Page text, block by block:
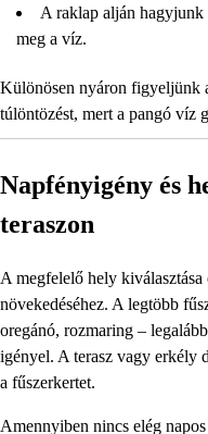
A raklap alján
meg a víz.
Különösen nyáron figyeljünk
túlöntözést, mert a pangó víz
Napfényigény és
teraszon
A megfelelő hely kiválasztása
növekedéséhez. A legtöbb
oregánó, rozmaring –
igényel. A terasz vagy erkély
a fűszerkertet.
Amennyiben nincs elég